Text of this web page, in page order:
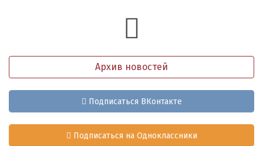
Архив новостей
Подписаться ВКонтакте
Подписаться на Одноклассники